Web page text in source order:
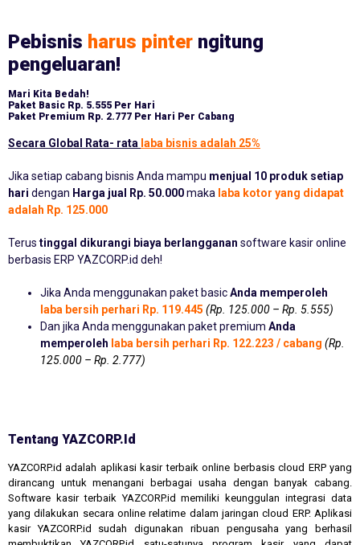
Pebisnis harus pinter ngitung
pengeluaran!
Mari Kita Bedah!
Paket Basic Rp. 5.555 Per Hari
Paket Premium Rp. 2.777 Per Hari Per Cabang
Secara Global Rata- rata laba bisnis adalah 25%
Jika setiap cabang bisnis Anda mampu menjual 10 produk setiap
hari dengan Harga jual Rp. 50.000maka laba kotor yang didapat
adalah Rp. 125.000
Terus tinggal dikurangi biaya berlangganan software kasir online
berbasis ERP YAZCORP.id deh!
Jika Anda menggunakan paket basicAnda memperoleh
laba bersih perhari Rp. 119.445 (Rp. 125.000 – Rp. 5.555)
Dan jika Anda menggunakan paket premium Anda
memperoleh laba bersih perhari Rp. 122.223 / cabang (Rp.
125.000 – Rp. 2.777)
Tentang YAZCORP.id
YAZCORP.id adalah aplikasi kasir terbaik online berbasis cloud ERP yang
dirancang untuk menangani berbagai usaha dengan banyak cabang.
Software kasir terbaik YAZCORP.id memiliki keunggulan integrasi data
yang dilakukan secara online relatime dalam jaringan cloud ERP. Aplikasi
kasir YAZCORP.id sudah digunakan ribuan pengusaha yang berhasil